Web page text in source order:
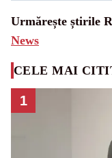
Urmărește știrile
News
CELE MAI
1